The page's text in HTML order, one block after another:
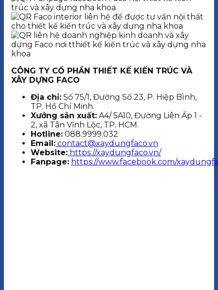
CÔNG TY CỔ PHẦN THIẾT KẾ KIẾN TRÚC VÀ
XÂY DỰNG FACO
Địa chỉ: Số 75/1, Đường Số 23, P. Hiệp Bình,
TP. Hồ Chí Minh.
Xưởng sản xuất: A4/ 5A10, Đường Liên Ấp 1 -
2, xã Tân Vĩnh Lộc, TP. HCM.
Hotline: 088.9999.032
Email: contact@xaydungfaco.vn
Website: https://xaydungfaco.vn/
Fanpage: https://www.facebook.com/